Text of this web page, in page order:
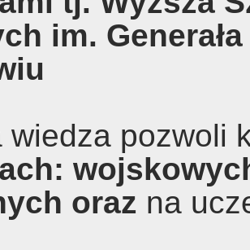
im.
wiedza pozwoli
oraz na